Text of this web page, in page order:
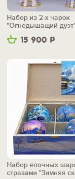
15 900 Р
Набор из 2-х чарок
"Огнедышащий
Набор ёлочных
стразами "Зимняя